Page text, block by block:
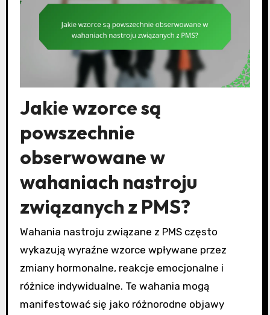
Jakie wzorce są
powszechnie
obserwowane w
wahaniach nastroju
związanych z PMS?
Wahania nastroju związane z PMS często
wykazują wyraźne wzorce wpływane przez
zmiany hormonalne, reakcje emocjonalne i
różnice indywidualne. Te wahania mogą
manifestować się jako różnorodne objawy